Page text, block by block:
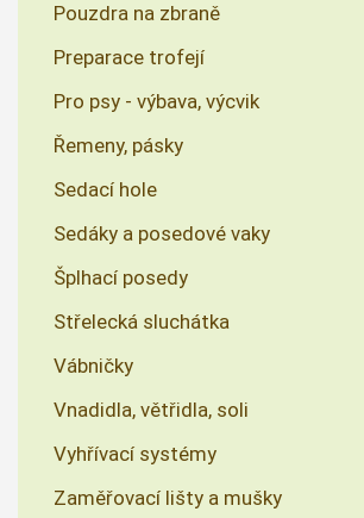
Pouzdra na zbraně
Preparace trofejí
Pro psy - výbava, výcvik
Řemeny, pásky
Sedací hole
Sedáky a posedové vaky
Šplhací posedy
Střelecká sluchátka
Vábničky
Vnadidla, větřidla, soli
Vyhřívací systémy
Zaměřovací lišty a mušky